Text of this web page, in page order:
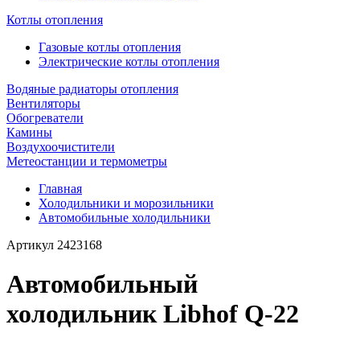
Котлы отопления
Газовые котлы отопления
Электрические котлы отопления
Водяные радиаторы отопления
Вентиляторы
Обогреватели
Камины
Воздухоочистители
Метеостанции и термометры
Главная
Холодильники и морозильники
Автомобильные холодильники
Артикул 2423168
Автомобильный
холодильник Libhof Q-22